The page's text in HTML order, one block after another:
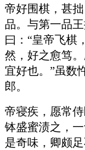
帝好围棋，甚
品。与第一品
曰：“皇帝飞棋
然，好之愈笃
宜好也。”虽数
郎。
帝寝疾，愿常
钵盛蜜渍之，
是奇味，卿颇